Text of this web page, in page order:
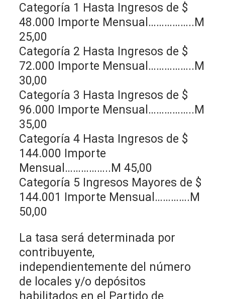
Categoría 1 Hasta Ingresos de $
48.000 Importe Mensual……………..M
25,00
Categoría 2 Hasta Ingresos de $
72.000 Importe Mensual……………..M
30,00
Categoría 3 Hasta Ingresos de $
96.000 Importe Mensual……………..M
35,00
Categoría 4 Hasta Ingresos de $
144.000 Importe
Mensual……………..M 45,00
Categoría 5 Ingresos Mayores de $
144.001 Importe Mensual………….M
50,00
La tasa será determinada por
contribuyente,
independientemente del número
de locales y/o depósitos
habilitados en el Partido de